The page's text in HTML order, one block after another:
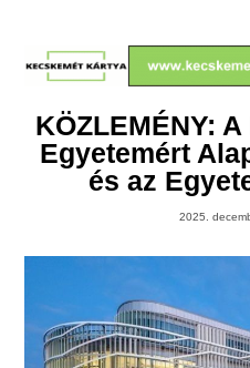
KÖZLEMÉNY:
Egyetemért
és az
2025.